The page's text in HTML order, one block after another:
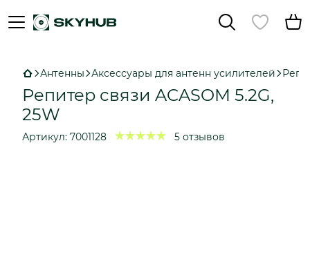
Антенны Аксессуары для антенн усилителей
Репитер связи ACASOM 5.2G,
25W
Артикул: 7001128 5 отзывов